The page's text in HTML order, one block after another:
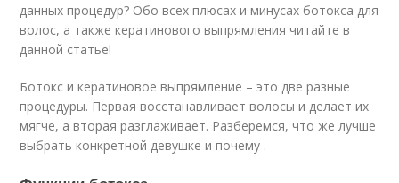
данных процедур? Обо всех плюсах и минусах ботокса для
волос, а также кератинового выпрямления читайте в
данной статье!
Ботокс и кератиновое выпрямление – это две разные
процедуры. Первая восстанавливает волосы и делает их
мягче, а вторая разглаживает. Разберемся, что же лучше
выбрать конкретной девушке и почему .